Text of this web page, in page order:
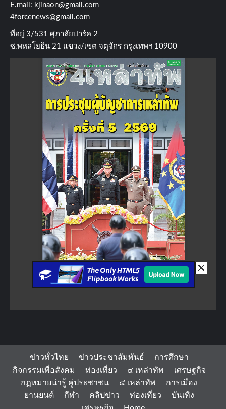
E.mail: kjinaon@gmail.com
4forcenews@gmail.com
ที่อยู่​ 3/531​ ศุภาลัยปาร์ค​ 2
ซ.พหลโยธิน​ 21​ แขวง/เขต​ จตุจักร​ กรุงเทพฯ 10900
ข่าวทั่วไทย ข่าวประชาสัมพันธ์
การศึกษา
กิจกรรมเพื่อสังคม
ท่องเที่ยว ๔ เหล่าทัพ
เศรษฐกิจ
กฏหมายน่ารู้ คู่ประชาชน
๔ เหล่าทัพ
การเมือง
ยานยนต์
กีฬา คลิปข่าว ท่องเที่ยว
บันเทิง